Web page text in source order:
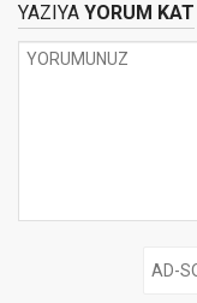
YAZIYA YORUM KAT